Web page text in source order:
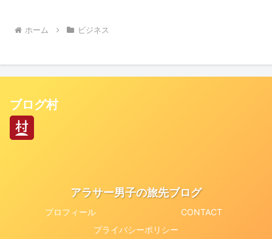
ホーム ビジネス
ブログ村
アラサー男子の旅先ブログ
プロフィール
CONTACT
プライバシーポリシー